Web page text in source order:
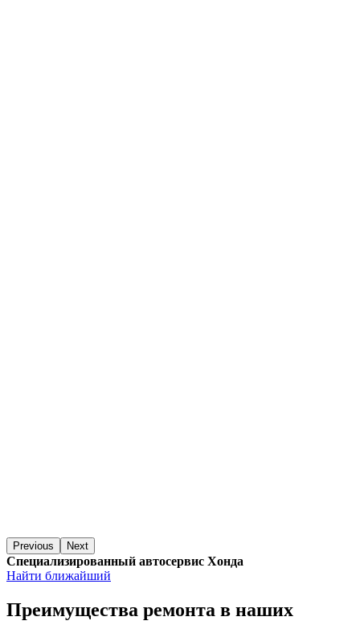
Previous Next
Специализированный автосервис Хонда
Найти ближайший
Преимущества ремонта в наших